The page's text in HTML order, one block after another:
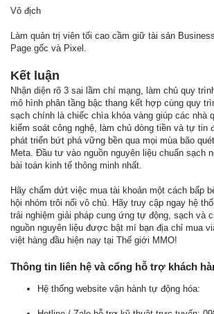
Vô địch
Làm quản trị viên tối cao cầm giữ tài sản
Page gốc và Pixel.
Kết luận
Nhận diện rõ 3 sai lầm chí mạng, làm chủ quy
mô hình phân tầng bậc thang kết hợp cùng quy
sạch chính là chiếc chìa khóa vàng giúp các nhà
kiểm soát công nghệ, làm chủ dòng tiền và tự tin
phát triển bứt phá vững bền qua mọi mùa bão
Meta. Đầu tư vào nguồn nguyên liệu chuẩn sạch
bài toán kinh tế thông minh nhất.
Hãy chấm dứt việc mua tài khoản một cách bấp
hội nhóm trôi nổi vô chủ. Hãy truy cập ngay hệ
trải nghiệm giải pháp cung ứng tự động, sạch và
nguồn nguyên liệu được bật mí bạn địa chỉ mua
việt hàng đầu hiện nay tại Thế giới MMO!
Thông tin liên hệ và cổng hỗ trợ khách
Hệ thống website vận hành tự động hóa: